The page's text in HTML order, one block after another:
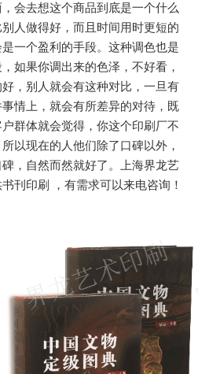
会去想这个商品到底是一个什么
人做得好，而且时间用时更短的
一个盈利的手段。这种调色也是
如果你调出来的色泽，不好看，
，别人就会有这种对比，一旦有
情上，就会有所差异的对待，既
群体就会觉得，你这个印刷厂不
以现在的人他们除了口碑以外，
，自然而然就好了。上海界龙艺
刊印刷 ，有需求可以来电咨询！